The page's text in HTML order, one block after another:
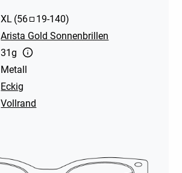
XL (56 19-140)
Arista Gold Sonnenbrillen
31g
Metall
Eckig
Vollrand